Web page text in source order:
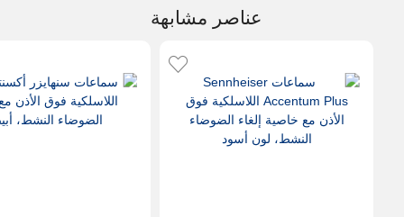
عناصر مشابهة